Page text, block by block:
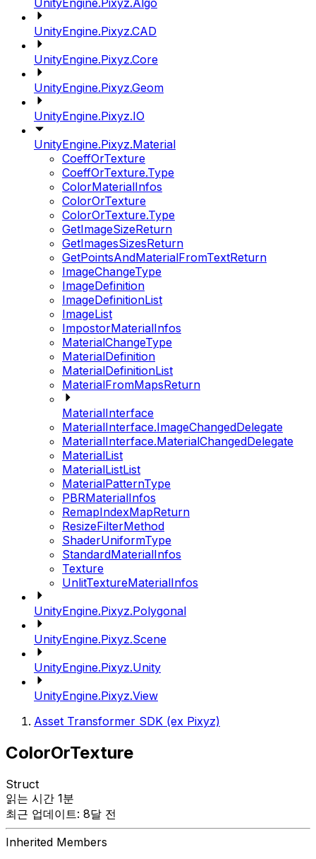
UnityEngine.Pixyz.Algo
UnityEngine.Pixyz.CAD
UnityEngine.Pixyz.Core
UnityEngine.Pixyz.Geom
UnityEngine.Pixyz.IO
UnityEngine.Pixyz.Material
CoeffOrTexture
CoeffOrTexture.Type
ColorMaterialInfos
ColorOrTexture
ColorOrTexture.Type
GetImageSizeReturn
GetImagesSizesReturn
GetPointsAndMaterialFromTextReturn
ImageChangeType
ImageDefinition
ImageDefinitionList
ImageList
ImpostorMaterialInfos
MaterialChangeType
MaterialDefinition
MaterialDefinitionList
MaterialFromMapsReturn
MaterialInterface
MaterialInterface.ImageChangedDelegate
MaterialInterface.MaterialChangedDelegate
MaterialList
MaterialListList
MaterialPatternType
PBRMaterialInfos
RemapIndexMapReturn
ResizeFilterMethod
ShaderUniformType
StandardMaterialInfos
Texture
UnlitTextureMaterialInfos
UnityEngine.Pixyz.Polygonal
UnityEngine.Pixyz.Scene
UnityEngine.Pixyz.Unity
UnityEngine.Pixyz.View
Asset Transformer SDK (ex Pixyz)
ColorOrTexture
Struct
읽는 시간 1분
최근 업데이트: 8달 전
Inherited Members